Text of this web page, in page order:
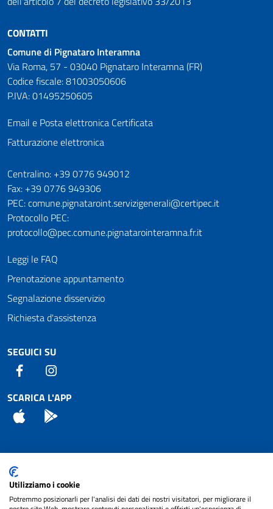
CONTATTI
Comune di Pignataro Interamna
Via Roma, 57 - 03040 Pignataro Interamna (FR)
Codice fiscale: 81003050606
P.IVA: 01495250605
Email e Posta elettronica Certificata
Fatturazione elettronica
Numeri utili
Centralino: +39 0776 949012
Fax: +39 0776 949306
PEC: comune.pignataroint.servizigenerali@certipec.it
Protocollo PEC:
protocollo@pec.comune.pignatarointeramna.fr.it
Leggi le FAQ
Prenotazione appuntamento
Segnalazione disservizio
Richiesta d'assistenza
SEGUICI SU
Facebook
SCARICA L'APP
App Store
Attuazione Misure PNRR
Piano di miglioramento del sito
Utilizziamo i cookie
Potremmo posizionarli per l'analisi dei dati dei nostri visitatori, per migliorare il